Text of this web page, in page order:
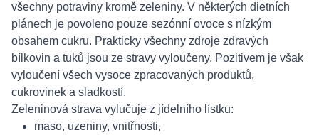
všechny potraviny kromě zeleniny. V některých dietních
plánech je povoleno pouze sezónní ovoce s nízkým
obsahem cukru. Prakticky všechny zdroje zdravých
bílkovin a tuků jsou ze stravy vyloučeny. Pozitivem je však
vyloučení všech vysoce zpracovaných produktů,
cukrovinek a sladkostí.
Zeleninová strava vylučuje z jídelního lístku:
maso, uzeniny, vnitřnosti,